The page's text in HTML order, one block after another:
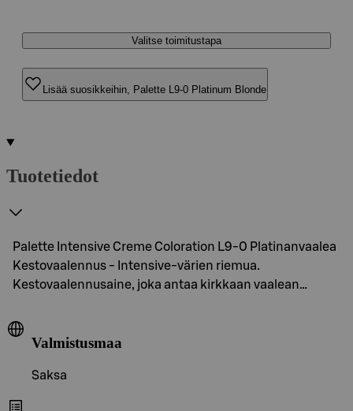
Valitse toimitustapa
Lisää suosikkeihin, Palette L9-0 Platinum Blonde
Tuotetiedot
Palette Intensive Creme Coloration L9-0 Platinanvaalea
Kestovaalennus - Intensive-värien riemua.
Kestovaalennusaine, joka antaa kirkkaan vaalean…
Valmistusmaa
Saksa